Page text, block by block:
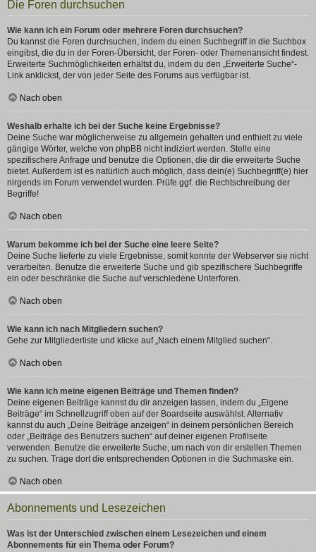
Die Foren durchsuchen
Wie kann ich ein Forum oder mehrere Foren durchsuchen?
Du kannst die Foren durchsuchen, indem du einen Suchbegriff in die Suchbox
eingibst, die du in der Foren-Übersicht, der Foren- oder Themenansicht findest.
Erweiterte Suchmöglichkeiten erhältst du, indem du den „Erweiterte Suche“-
Link anklickst, der von jeder Seite des Forums aus verfügbar ist.
Nach oben
Weshalb erhalte ich bei der Suche keine Ergebnisse?
Deine Suche war möglicherweise zu allgemein gehalten und enthielt zu viele
gängige Wörter, welche von phpBB nicht indiziert werden. Stelle eine
spezifischere Anfrage und benutze die Optionen, die dir die erweiterte Suche
bietet. Außerdem ist es natürlich auch möglich, dass dein(e) Suchbegriff(e) hier
nirgends im Forum verwendet wurden. Prüfe ggf. die Rechtschreibung der
Begriffe!
Nach oben
Warum bekomme ich bei der Suche eine leere Seite?
Deine Suche lieferte zu viele Ergebnisse, somit konnte der Webserver sie nicht
verarbeiten. Benutze die erweiterte Suche und gib spezifischere Suchbegriffe
ein oder beschränke die Suche auf verschiedene Unterforen.
Nach oben
Wie kann ich nach Mitgliedern suchen?
Gehe zur Mitgliederliste und klicke auf „Nach einem Mitglied suchen“.
Nach oben
Wie kann ich meine eigenen Beiträge und Themen finden?
Deine eigenen Beiträge kannst du dir anzeigen lassen, indem du „Eigene
Beiträge“ im Schnellzugriff oben auf der Boardseite auswählst. Alternativ
kannst du auch „Deine Beiträge anzeigen“ in deinem persönlichen Bereich
oder „Beiträge des Benutzers suchen“ auf deiner eigenen Profilseite
verwenden. Benutze die erweiterte Suche, um nach von dir erstellen Themen
zu suchen. Trage dort die entsprechenden Optionen in die Suchmaske ein.
Nach oben
Abonnements und Lesezeichen
Was ist der Unterschied zwischen einem Lesezeichen und einem
Abonnements für ein Thema oder Forum?